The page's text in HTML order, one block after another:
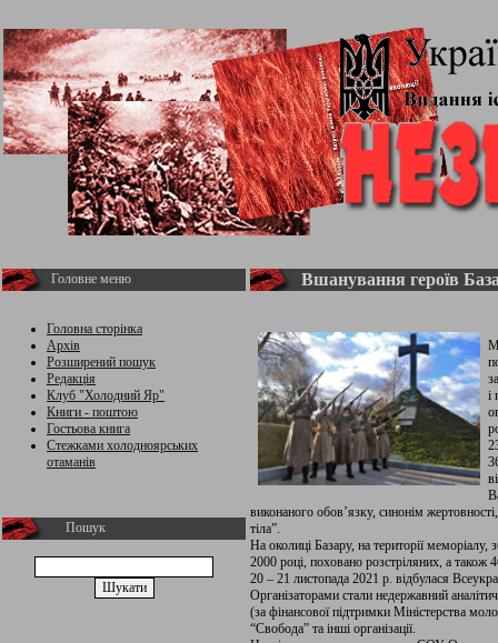
Головне меню
Головна сторінка
Архів
Розширений пошук
Редакція
Клуб "Холодний Яр"
Книги - поштою
Гостьова книга
Стежками холодноярських
отаманів
Пошук
Вшанування героїв
і
виконаного обов’язку, синонім
тіла”.
На околиці Базару, на території меморіалу,
2000 році, поховано розстріляних, а
20 – 21 листопада 2021 р. відбулася
Організаторами стали недержавний
(за фінансової підтримки Міністерства
“Свобода” та інші організації.